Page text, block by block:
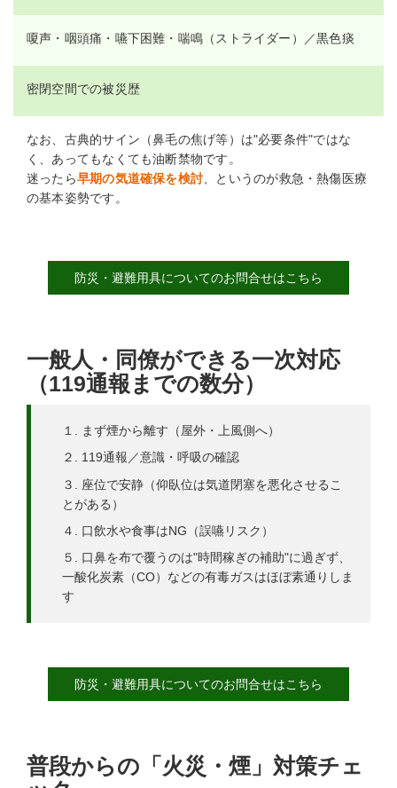
嗄声・咽頭痛・嚥下困難・喘鳴（ストライダー）／黒色痰
密閉空間での被災歴
なお、古典的サイン（鼻毛の焦げ等）は"必要条件"ではな
く、あってもなくても油断禁物です。
迷ったら早期の気道確保を検討 、というのが救急・熱傷医療
の基本姿勢です。
防災・避難用具についてのお問合せはこちら
一般人・同僚ができる一次対応
（119通報までの数分）
１. まず煙から離す（屋外・上風側へ）
２. 119通報／意識・呼吸の確認
３. 座位で安静（仰臥位は気道閉塞を悪化させるこ
とがある）
４. 口飲水や食事はNG（誤嚥リスク）
５. 口鼻を布で覆うのは"時間稼ぎの補助"に過ぎず、
一酸化炭素（CO）などの有毒ガスはほぼ素通りしま
す
防災・避難用具についてのお問合せはこちら
普段からの「火災・煙」対策チェ